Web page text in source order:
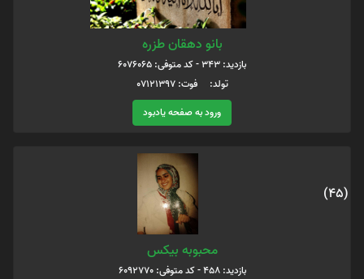
بانو دهقان طزره
بازدید: 343 - کد متوفی: 6076065
تولد: فوت: 07121397
ورود به صفحه یادبود
(45)
محبوبه بیکس
بازدید: 458 - کد متوفی: 6092770